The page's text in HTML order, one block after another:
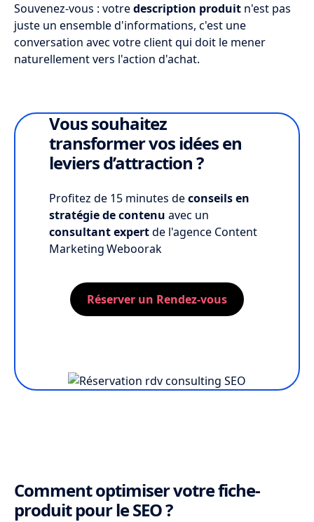
Souvenez-vous : votredescription produit n'est pas
juste un ensemble d'informations, c'est une
conversation avec votre client qui doit le mener
naturellement vers l'action d'achat.
Vous souhaitez
transformer vos idées en
leviers d’attraction ?
Profitez de 15 minutes deconseils en
stratégie de contenu avec un
consultant expertde l'agence Content
Marketing Weboorak
Réserver un Rendez-vous
Comment optimiser votre fiche-
produit pour le SEO ?